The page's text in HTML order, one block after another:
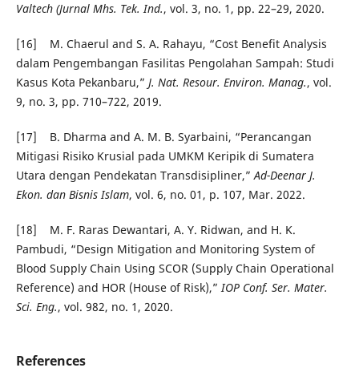
Valtech (Jurnal Mhs. Tek. Ind., vol. 3, no. 1, pp. 22–29, 2020.
[16] M. Chaerul and S. A. Rahayu, “Cost Benefit Analysis
dalam Pengembangan Fasilitas Pengolahan Sampah: Studi
Kasus Kota Pekanbaru,” J. Nat. Resour. Environ. Manag., vol.
9, no. 3, pp. 710–722, 2019.
[17] B. Dharma and A. M. B. Syarbaini, “Perancangan
Mitigasi Risiko Krusial pada UMKM Keripik di Sumatera
Utara dengan Pendekatan Transdisipliner,”Ad-Deenar J.
Ekon. dan Bisnis Islam, vol. 6, no. 01, p. 107, Mar. 2022.
[18] M. F. Raras Dewantari, A. Y. Ridwan, and H. K.
Pambudi, “Design Mitigation and Monitoring System of
Blood Supply Chain Using SCOR (Supply Chain Operational
Reference) and HOR (House of Risk),”IOP Conf. Ser. Mater.
Sci. Eng., vol. 982, no. 1, 2020.
References